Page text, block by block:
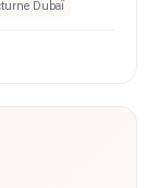
Dubaï